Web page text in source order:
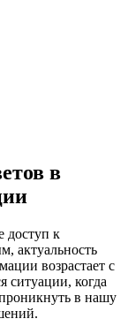
в
доступ к
актуальность
возрастает с
ситуации, когда
в нашу